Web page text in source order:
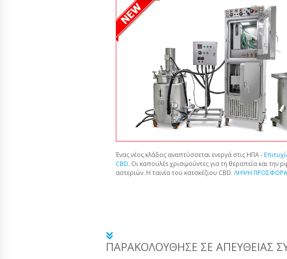
Ένας νέος κλάδος αναπτύσσεται ενεργά στις ΗΠΑ -
CBD. Οι καπουλέs χρισιμούντες για τη θεραπεία και την
αστεριών. Η ταϊνία του κατσκέζιου CBD. ΛΗΨΗ
ΠΑΡΑΚΟΛΟΎΘΗΣΕ ΣΕ ΑΠΕΥΘΕΊΑΣ